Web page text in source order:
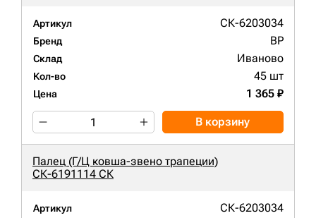
Артикул СК-6203034
Бренд BP
Склад Иваново
Кол-во 45 шт
Цена 1 365 ₽
В корзину
Палец (Г/Ц ковша-звено трапеции)
СК-6191114 СК
Артикул СК-6203034